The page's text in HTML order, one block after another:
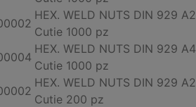
HEX. WELD NUTS DIN 929 A2
Cutie 1000 pz
HEX. WELD NUTS DIN 929 A4
Cutie 1000 pz
HEX. WELD NUTS DIN 929 A2
Cutie 200 pz